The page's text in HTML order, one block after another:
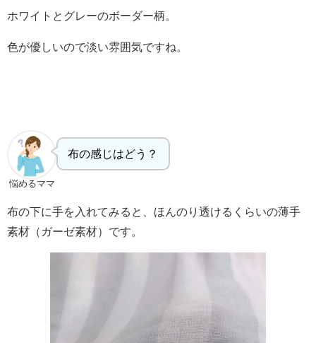
ホワイトとグレーのボーダー柄。
色が優しいので淡い雰囲気ですね。
悩めるママ
布の感じはどう？
布の下に手を入れてみると、ほんのり透けるくらいの薄手
素材（ガーゼ素材）です。